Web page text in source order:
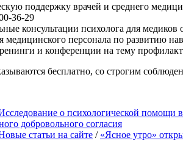
поддержку врачей и среднего
36-29
консультации психолога для
медицинского персонала по развитию
и конференции на тему
бесплатно, со строгим
о психологической помощи
добровольного согласия
статьи на сайте / «Ясное утро»